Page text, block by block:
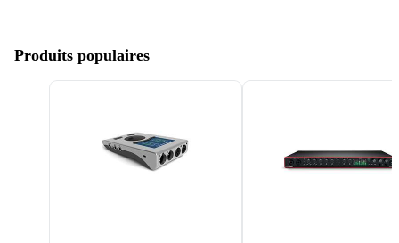
Produits populaires